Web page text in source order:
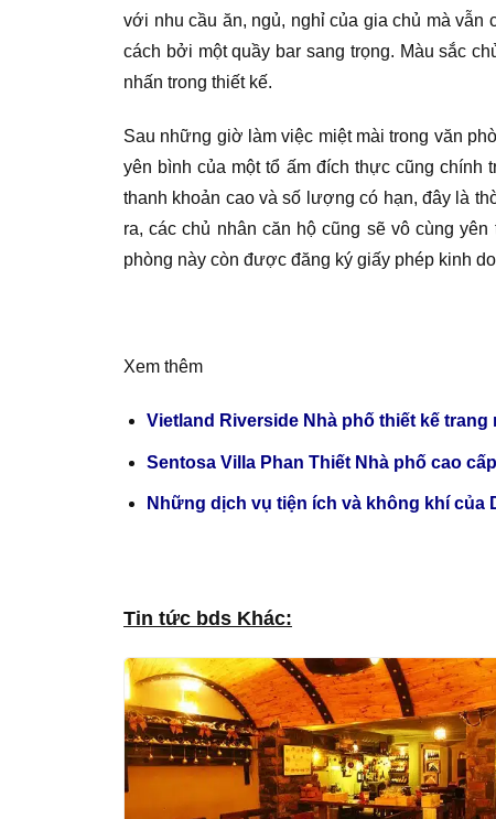
với nhu cầu ăn, ngủ, nghỉ của gia chủ mà
cách bởi một quầy bar sang trọng. Màu sắc
nhấn trong thiết kế.
Sau những giờ làm việc miệt mài trong văn
yên bình của một tổ ấm đích thực cũng
thanh khoản cao và số lượng có hạn, đây là
ra, các chủ nhân căn hộ cũng sẽ vô cùng
phòng này còn được đăng ký giấy phép kinh
Xem thêm
Vietland Riverside Nhà phố thiết kế trang
Sentosa Villa Phan Thiết Nhà phố cao
Những dịch vụ tiện ích và không khí
Tin tức bds Khác: